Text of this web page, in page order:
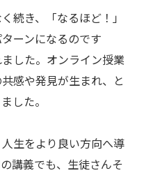
続き、「なるほど！」
ーンになるのです
した。オンライン授業
感や発見が生まれ、と
した。
生をより良い方向へ導
講義でも、生徒さんそ